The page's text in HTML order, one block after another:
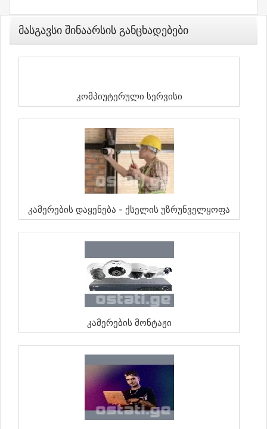
Მასგავსი Შინაარსის Განცხადებები
Კომპიუტერული Სერვისი
Კამერების Დაყენება - Ქსელის Უზრუნველყოფა
Კამერების Მონტაჟი